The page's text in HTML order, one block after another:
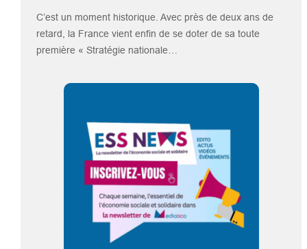
C’est un moment historique. Avec près de deux ans de
retard, la France vient enfin de se doter de sa toute
première « Stratégie nationale…